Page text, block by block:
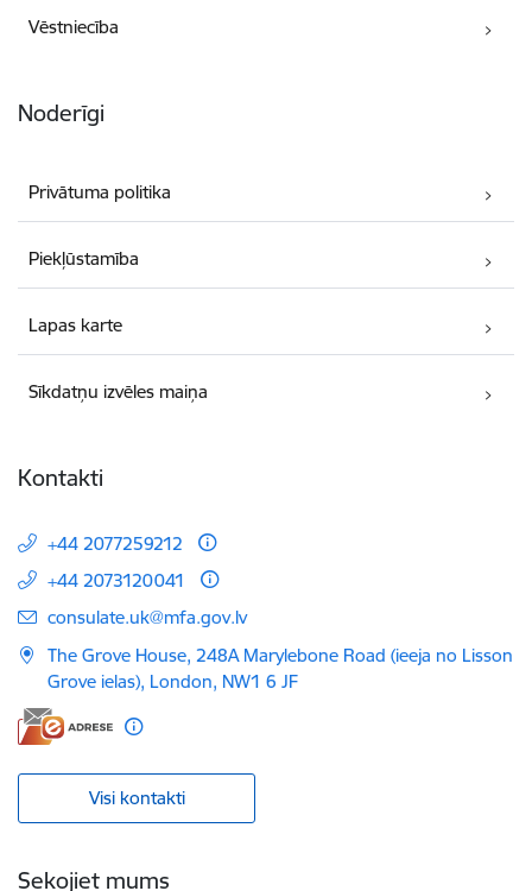
Vēstniecība
Noderīgi
Privātuma politika
Piekļūstamība
Lapas karte
Sīkdatņu izvēles maiņa
Kontakti
+44 2077259212
+44 2073120041
E-pasts:
consulate.uk@mfa.gov.lv
The Grove House, 248A Marylebone Road (ieeja no Lisson
Grove ielas), London, NW1 6 JF
Visi kontakti
Sekojiet mums